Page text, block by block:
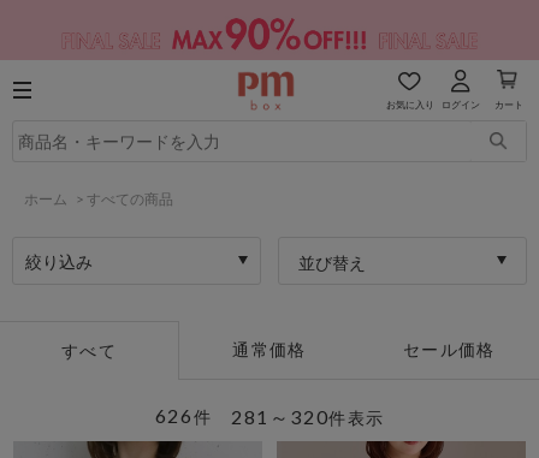
お気に入り ログイン カート
ホーム > すべての商品
絞り込み 並び替え
すべて 通常価格 セール価格
281～320件表示
626件